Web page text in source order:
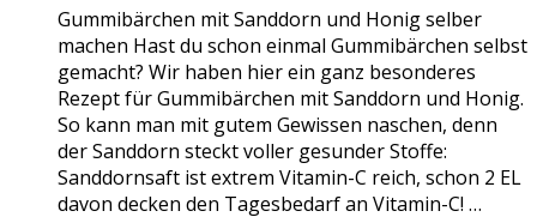
Gummibärchen mit Sanddorn und Honig selber
machen Hast du schon einmal Gummibärchen selbst
gemacht? Wir haben hier ein ganz besonderes
Rezept für Gummibärchen mit Sanddorn und Honig.
So kann man mit gutem Gewissen naschen, denn
der Sanddorn steckt voller gesunder Stoffe:
Sanddornsaft ist extrem Vitamin-C reich, schon 2 EL
davon decken den Tagesbedarf an Vitamin-C! …